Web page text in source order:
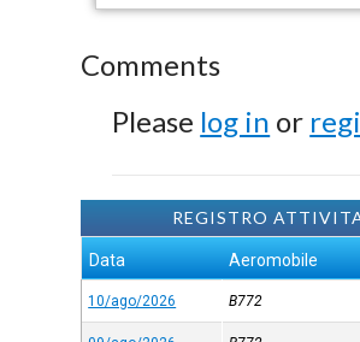
Comments
Please log in or
REGISTRO
Data Aeromobile
10/ago/2026 B772